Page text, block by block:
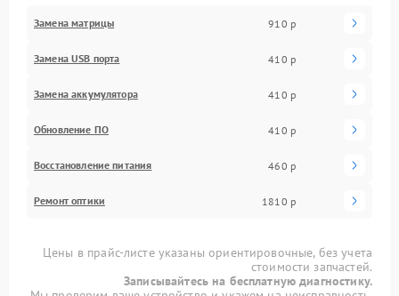
Замена матрицы 910 р
Замена USB порта 410 р
Замена аккумулятора 410 р
Обновление ПО 410 р
Восстановление питания 460 р
Ремонт оптики 1810 р
Цены в прайс-листе указаны ориентировочные, без учета
стоимости запчастей.
Записывайтесь на бесплатную диагностику.